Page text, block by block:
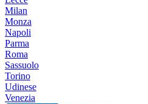
Milan
Monza
Napoli
Parma
Roma
Sassuolo
Torino
Udinese
Venezia